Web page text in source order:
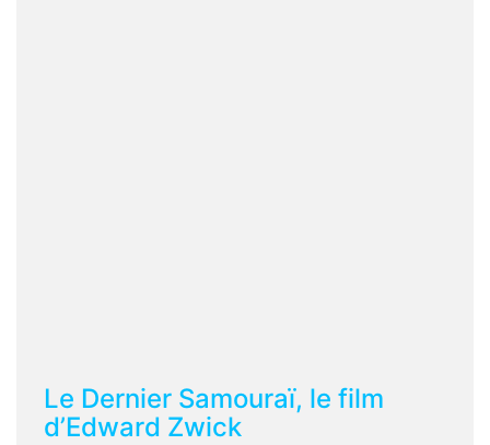
Le Dernier Samouraï, le film
d’Edward Zwick